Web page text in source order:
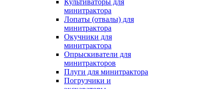
Культиваторы для
минитрактора
Лопаты (отвалы) для
минитрактора
Окучники для
минитрактора
Опрыскиватели для
минитракторов
Плуги для минитрактора
Погрузчики и